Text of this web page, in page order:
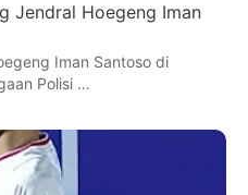
Jendral Hoegeng Iman
Iman Santoso di
Polisi …